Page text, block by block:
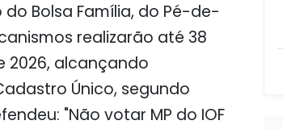
Bolsa Família, do Pé-de-
realizarão até 38
2026, alcançando
Único, segundo
"Não votar MP do IOF